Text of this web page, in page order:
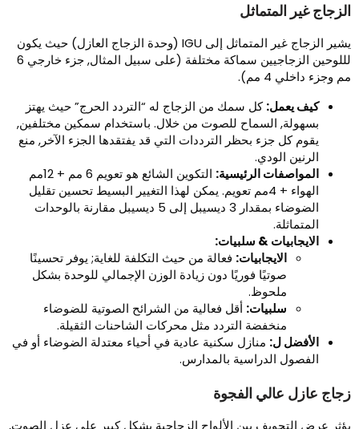
غير المتماثل
يشير الزجاج غير المتماثل إلى IGU (وحدة الزجاج العازل) حيث يكون
لللوحين الزجاجيين سماكة مختلفة (على سبيل المثال, جزء خارجي 6
وجزء داخلي 4 مم).
كيف يعمل:كل سمك من الزجاج له “التردد الحرج” حيث يهتز
بسهولة, السماح للصوت من خلال. باستخدام سمكين مختلفين,
يقوم كل جزء بحظر الترددات التي قد يفتقدها الجزء الآخر, منع
الرنين الودي.
المواصفات الرئيسية:
التكوين الشائع هو تعويم 6 مم + 12مم
الهواء + 4مم تعويم. يمكن لهذا التغيير البسيط تحسين تقليل
الضوضاء بمقدار 3 ديسيبل إلى 5 ديسيبل مقارنة بالوحدات
المتماثلة.
الايجابيات & سلبيات:
الايجابيات:فعالة من حيث التكلفة للغاية; يوفر تحسينًا
صوتيًا فوريًا دون زيادة الوزن الإجمالي للوحدة بشكل
ملحوظ.
سلبيات:أقل فعالية من الشرائح الصوتية للضوضاء
منخفضة التردد مثل محركات الشاحنات الثقيلة.
الأفضل ل:منازل سكنية عادية في أحياء معتدلة الضوضاء أو في
الفصول الدراسية بالمدارس.
عازل عالي الفجوة
عرض التجويف بين الألواح الزجاجية بشكل كبير على عزل الصوت,